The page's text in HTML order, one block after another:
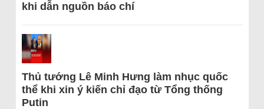
khi dẫn nguồn báo chí
Thủ tướng Lê Minh Hưng làm nhục quốc
thể khi xin ý kiến chỉ đạo từ Tổng thống
Putin